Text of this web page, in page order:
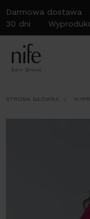
Darmowa
30 dni
STRONA GŁÓWNA